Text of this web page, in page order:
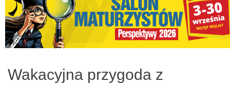
Wakacyjna przygoda z